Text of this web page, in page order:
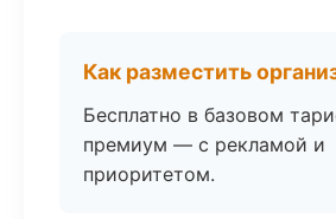
Как разместить
Бесплатно в базовом
премиум — с рекламой и
приоритетом.